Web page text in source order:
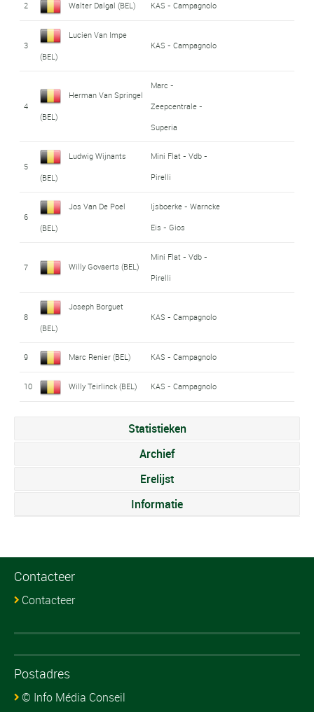
2 Walter Dalgal (BEL) KAS - Campagnolo
3
Lucien Van Impe
(BEL)
KAS - Campagnolo
4
Herman Van Springel
(BEL)
Marc -
Zeepcentrale -
Superia
5
Ludwig Wijnants
(BEL)
Mini Flat - Vdb -
Pirelli
6
Jos Van De Poel
(BEL)
Ijsboerke - Warncke
Eis - Gios
7 Willy Govaerts (BEL)
Mini Flat - Vdb -
Pirelli
8
Joseph Borguet
(BEL)
KAS - Campagnolo
9 Marc Renier (BEL) KAS - Campagnolo
10 Willy Teirlinck (BEL) KAS - Campagnolo
Statistieken
Archief
Erelijst
Informatie
Contacteer
Contacteer
Postadres
© Info Média Conseil